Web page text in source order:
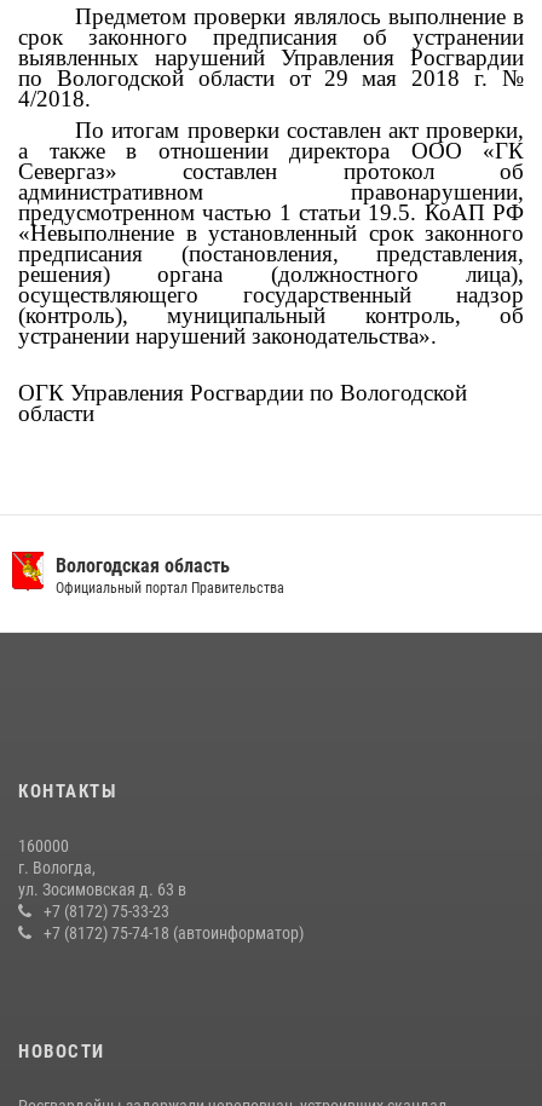
Предметом проверки являлось выполнение в
срок законного предписания об устранении
выявленных нарушений Управления Росгвардии
по Вологодской области от 29 мая 2018 г. №
4/2018.
По итогам проверки составлен акт проверки,
а также в отношении директора ООО «ГК
Севергаз» составлен протокол об
административном правонарушении,
предусмотренном частью 1 статьи 19.5. КоАП РФ
«Невыполнение в установленный срок законного
предписания (постановления, представления,
решения) органа (должностного лица),
осуществляющего государственный надзор
(контроль), муниципальный контроль, об
устранении нарушений законодательства».
ОГК Управления Росгвардии по Вологодской
области
Вологодская область
Официальный портал Правительства
КОНТАКТЫ
160000
г. Вологда,
ул. Зосимовская д. 63 в
+7 (8172) 75-33-23
+7 (8172) 75-74-18 (автоинформатор)
НОВОСТИ